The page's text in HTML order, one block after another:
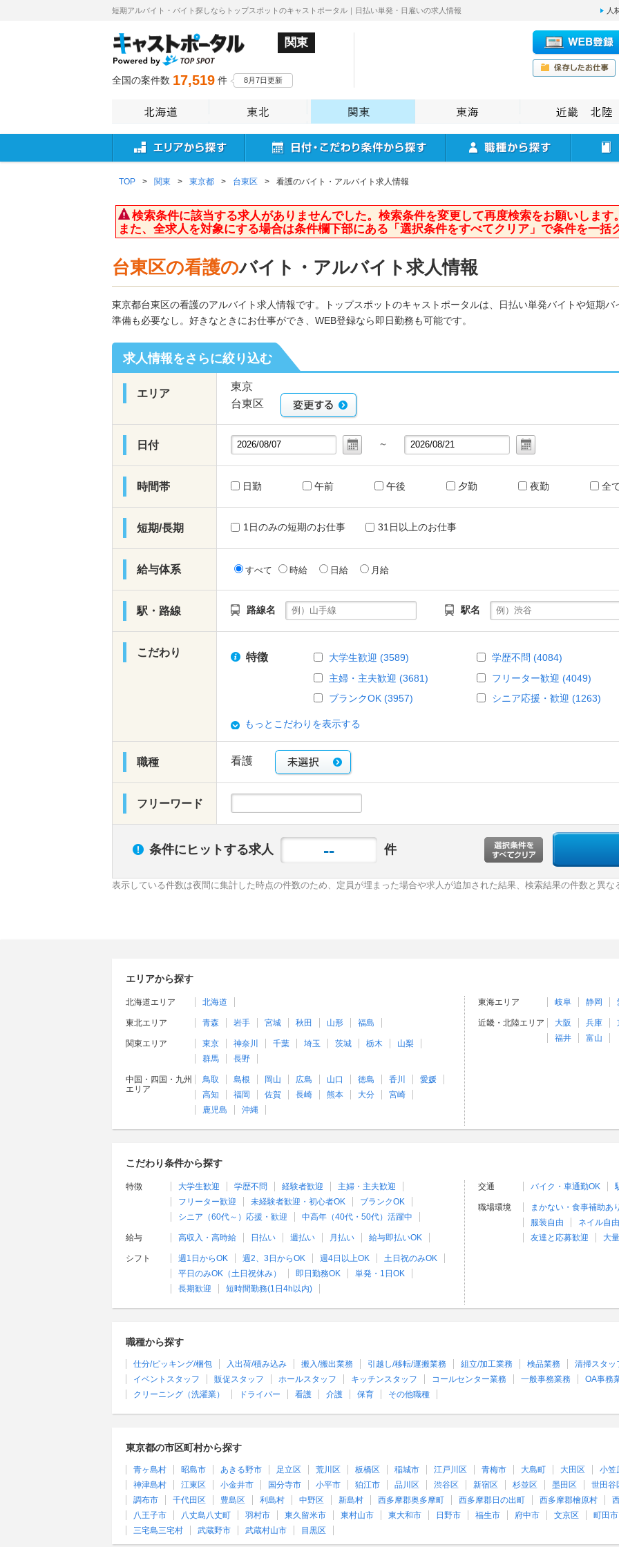
短期アルバイト・バイト探しならトップスポットのキャストポータル｜日払い単発・日雇いの求人情報 人
関東
全国の案件数 17,519 件 8月7日更新
TOP > 関東 > 東京都 > 台東区 > 看護のバイト・アルバイト求人情報
検索条件に該当する求人がありませんでした。検索条件を変更して再度検索をお願いします
また、全求人を対象にする場合は条件欄下部にある「選択条件をすべてクリア」で条件を一括
台東区の看護のバイト・アルバイト求人情報
東京都台東区の看護のアルバイト求人情報です。トップスポットのキャストポータルは、日払い単発バイトや短期
準備も必要なし。好きなときにお仕事ができ、WEB登録なら即日勤務も可能です。
求人情報をさらに絞り込む
エリア
東京
日付 ～
時間帯 日勤 午前 午後 夕勤 夜勤 全
短期/長期 1日のみの短期のお仕事 31日以上のお仕事
給与体系 すべて 時給 日給 月給
駅・路線 路線名 駅名
こだわり 特徴 大学生歓迎 (3589)
学歴不問 (4084)
主婦・主夫歓迎 (3681)
フリーター歓迎 (4049)
ブランクOK (3957)
シニア応援・歓迎 (1263)
もっとこだわりを表示する
職種 看護
フリーワード
条件にヒットする求人 -- 件
表示している件数は夜間に集計した時点の件数のため、定員が埋まった場合や求人が追加された結果、検索結果の件数と異な
エリアから探す
北海道エリア 北海道
東北エリア 青森 岩手 宮城 秋田 山形 福島
関東エリア 東京 神奈川 千葉 埼玉 茨城 栃木
山梨
群馬
長野
中国・四国・九州
エリア
鳥取 島根 岡山 広島 山口 徳島 香川
愛媛
高知
福岡 佐賀 長崎 熊本 大分
宮崎
鹿児島
沖縄
東海エリア 岐阜 静岡
近畿・北陸エリア 大阪 兵庫
福井
富山
こだわり条件から探す
特徴 大学生歓迎 学歴不問 経験者歓迎
主婦・主夫歓迎
フリーター歓迎
未経験者歓迎・初心者OK
ブランクOK
シニア（60代～）応援・歓迎
中高年（40代・50代）活躍中
給与 高収入・高時給 日払い 週払い 月払い 給与即払いOK
シフト 週1日からOK 週2、3日からOK 週4日以上OK
土日祝のみOK
平日のみOK（土日祝休み）
即日勤務OK
単発・1日OK
長期歓迎
短時間勤務(1日4h以内)
交通 バイク・車通勤OK
職場環境
まかない・食事補助あ
服装自由
ネイル自
友達と応募歓迎
大
職種から探す
仕分/ピッキング/梱包 入出荷/積み込み 搬入/搬出業務 引越し/移転/運搬業務 組立/加工業務 検品業務
清掃スタッ
イベントスタッフ
販促スタッフ ホールスタッフ キッチンスタッフ コールセンター業務 一般事務業務
OA事務
クリーニング（洗濯業）
ドライバー 看護 介護 保育 その他職種
東京都の市区町村から探す
青ヶ島村 昭島市 あきる野市 足立区 荒川区 板橋区 稲城市 江戸川区 青梅市 大島町 大田区
小笠
神津島村
江東区 小金井市 国分寺市 小平市 狛江市 品川区 渋谷区 新宿区 杉並区 墨田区
世田谷
調布市
千代田区 豊島区 利島村 中野区 新島村 西多摩郡奥多摩町 西多摩郡日の出町 西多摩郡檜原村
八王子市
八丈島八丈町 羽村市 東久留米市 東村山市 東大和市 日野市 福生市 府中市 文京区
町田市
三宅島三宅村
武蔵野市 武蔵村山市 目黒区